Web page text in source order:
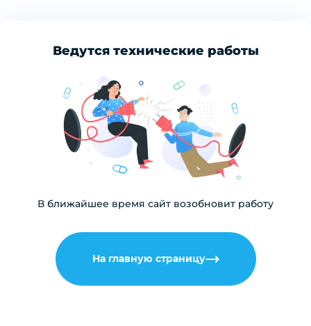
Ведутся технические работы
В ближайшее время сайт возобновит работу
На главную страницу